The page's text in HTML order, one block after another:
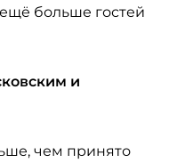
больше гостей
и
чем принято